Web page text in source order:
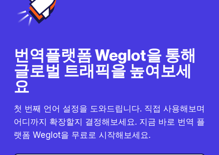
번역플랫폼 Weglot을 통해
글로벌 트래픽을 높여보세
요
첫 번째 언어 설정을 도와드립니다. 직접 사용해보며
어디까지 확장할지 결정해보세요. 지금 바로 번역 플
랫폼 Weglot을 무료로 시작해보세요.